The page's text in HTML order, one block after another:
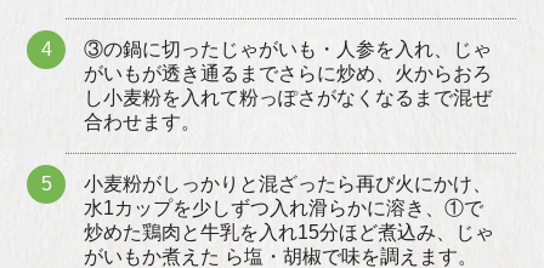
4
③の鍋に切ったじゃがいも・人参を入れ、じゃ
がいもが透き通るまでさらに炒め、火からおろ
し小麦粉を入れて粉っぽさがなくなるまで混ぜ
合わせます。
5
小麦粉がしっかりと混ざったら再び火にかけ、
水1カップを少しずつ入れ滑らかに溶き、①で
炒めた鶏肉と牛乳を入れ15分ほど煮込み、じゃ
がいもか煮えた ら塩・胡椒で味を調えます。